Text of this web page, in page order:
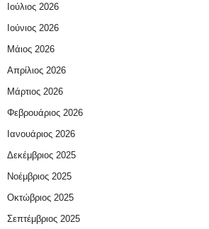
Ιούλιος 2026
Ιούνιος 2026
Μάιος 2026
Απρίλιος 2026
Μάρτιος 2026
Φεβρουάριος 2026
Ιανουάριος 2026
Δεκέμβριος 2025
Νοέμβριος 2025
Οκτώβριος 2025
Σεπτέμβριος 2025